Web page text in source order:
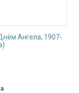
Ангела, 1907-